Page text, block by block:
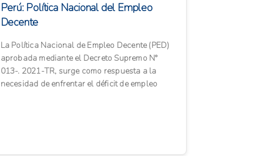
Perú: Política Nacional del Empleo
Decente
La Política Nacional de Empleo Decente (PED)
aprobada mediante el Decreto Supremo N°
013-. 2021-TR, surge como respuesta a la
necesidad de enfrentar el déficit de empleo